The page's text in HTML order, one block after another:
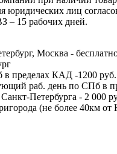
юридических лиц
– 15 рабочих дней.
Москва -
в пределах КАД -1200 руб.
раб. день по СПб в
Петербурга - 2 000
(не более 40км